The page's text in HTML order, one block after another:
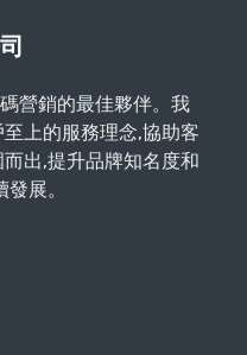
營銷的最佳夥伴。我
上的服務理念,協助客
出,提升品牌知名度和
展。